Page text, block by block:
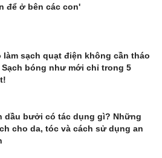
để ở bên các con'
làm sạch quạt điện không cần tháo
Sạch bóng như mới chỉ trong 5
dầu bưởi có tác dụng gì? Những
cho da, tóc và cách sử dụng an